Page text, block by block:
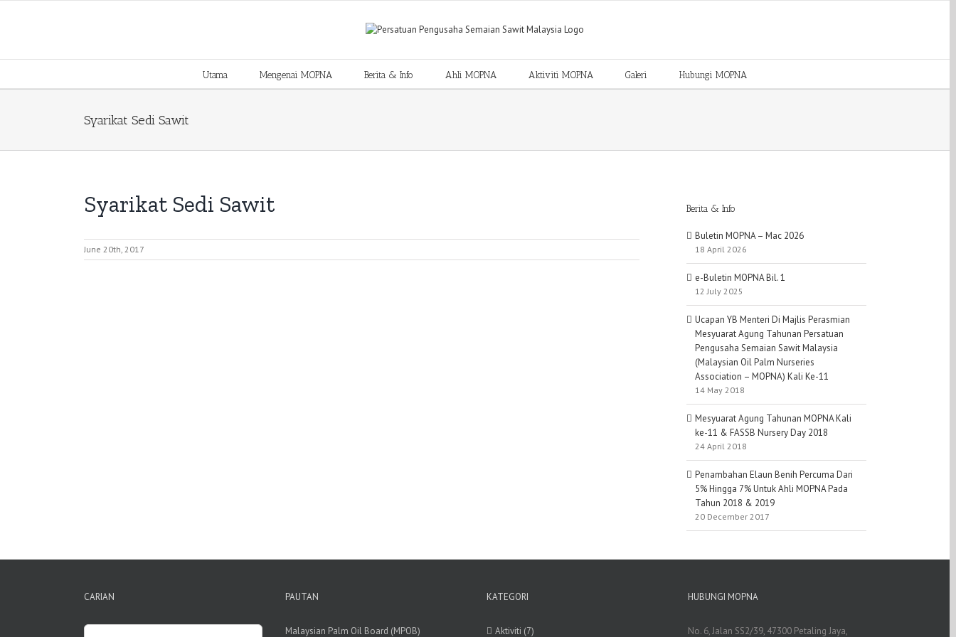
Utama Mengenai MOPNA Berita & Info Ahli MOPNA Aktiviti MOPNA Galeri Hubungi MOPNA
Syarikat Sedi Sawit
Syarikat Sedi Sawit
June 20th, 2017
Berita & Info
Buletin MOPNA – Mac 2026
18 April 2026
e-Buletin MOPNA Bil. 1
12 July 2025
Ucapan YB Menteri Di Majlis Perasmian
Mesyuarat Agung Tahunan Persatuan
Pengusaha Semaian Sawit Malaysia
(Malaysian Oil Palm Nurseries
Association – MOPNA) Kali Ke-11
14 May 2018
Mesyuarat Agung Tahunan MOPNA Kali
ke-11 & FASSB Nursery Day 2018
24 April 2018
Penambahan Elaun Benih Percuma Dari
5% Hingga 7% Untuk Ahli MOPNA Pada
Tahun 2018 & 2019
20 December 2017
CARIAN
Search
PAUTAN
Malaysian Palm Oil Board (MPOB)
KATEGORI
Aktiviti (7)
HUBUNGI MOPNA
No. 6, Jalan SS2/39, 47300 Petaling Jaya,